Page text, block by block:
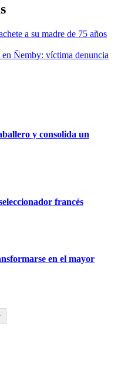
a su madre de 75 años
Ñemby: víctima denuncia
y consolida un
francés
en el mayor